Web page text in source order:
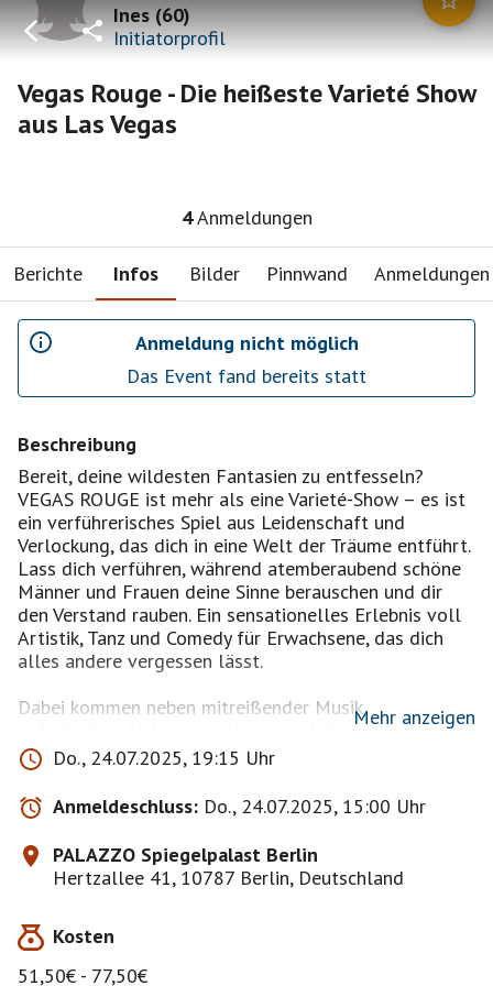
Ines(60)
Initiatorprofil
Vegas Rouge - Die heißeste Varieté Show
aus Las Vegas
4Anmeldungen
Berichte Infos Bilder Pinnwand Anmeldungen
Anmeldung nicht möglich
Das Event fand bereits statt
Beschreibung
Bereit, deine wildesten Fantasien zu entfesseln?
VEGAS ROUGE ist mehr als eine Varieté-Show – es ist
ein verführerisches Spiel aus Leidenschaft und
Verlockung, das dich in eine Welt der Träume entführt.
Lass dich verführen, während atemberaubend schöne
Männer und Frauen deine Sinne berauschen und dir
den Verstand rauben. Ein sensationelles Erlebnis voll
Artistik, Tanz und Comedy für Erwachsene, das dich
alles andere vergessen lässt.
Dabei kommen neben mitreißender Musik,
aufwändigen Videoanimationen und einem
ausgeklügelten Lichtdesign nicht weniger als 140
handgefertigte Kostüme zum Einsatz – die
Tänzerinnen und Tänzer wechseln während der rund
neunzigminütigen Show sage und schreibe elf Mal ihre
Garderobe!
zum Original Preis !
Mehr anzeigen
Do., 24.07.2025, 19:15 Uhr
Anmeldeschluss: Do., 24.07.2025, 15:00 Uhr
PALAZZO Spiegelpalast Berlin
Hertzallee 41, 10787 Berlin, Deutschland
Kosten
51,50€ - 77,50€